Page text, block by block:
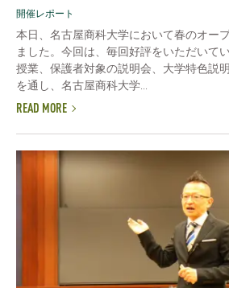
開催レポート
本日、名古屋商科大学において春のオー
ました。今回は、毎回好評をいただいて
授業、保護者対象の説明会、大学特色説
を通し、名古屋商科大学...
READ MORE